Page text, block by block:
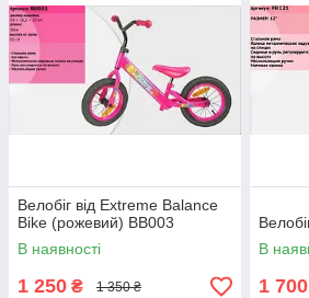
Велобіг від Extreme Balance
Bike (рожевий) BB003
В наявності
1 250 ₴ 1 350 ₴
В
1 700